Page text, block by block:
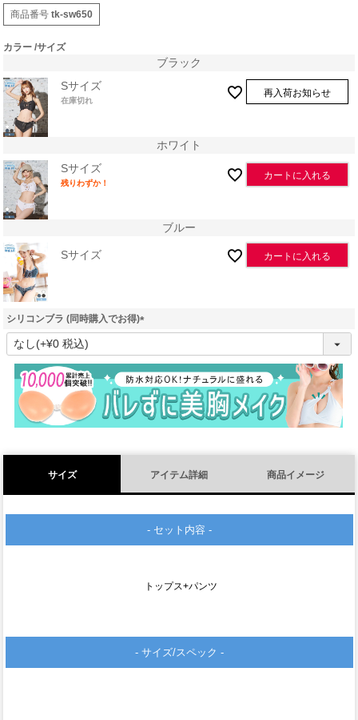
商品番号 tk-sw650
カラー サイズ
ブラック
Sサイズ
在庫切れ
再入荷お知らせ
ホワイト
Sサイズ
残りわずか！
カートに入れる
ブルー
Sサイズ カートに入れる
シリコンブラ (同時購入でお得)
(
須
)
サイズ アイテム詳細 商品イメージ
- セット内容 -
トップス+パンツ
- サイズ/スペック -